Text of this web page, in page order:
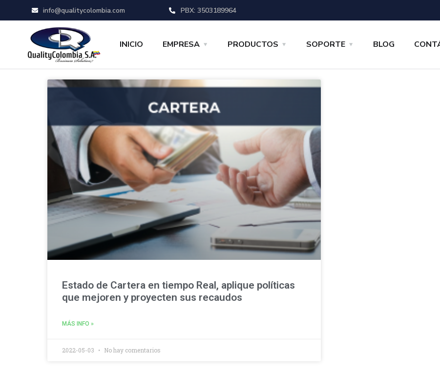
info@qualitycolombia.com PBX: 3503189964
INICIO EMPRESA PRODUCTOS SOPORTE BLOG
Estado de Cartera en tiempo Real, aplique políticas
que mejoren y proyecten sus recaudos
MÁS INFO »
2022-05-03 No hay comentarios